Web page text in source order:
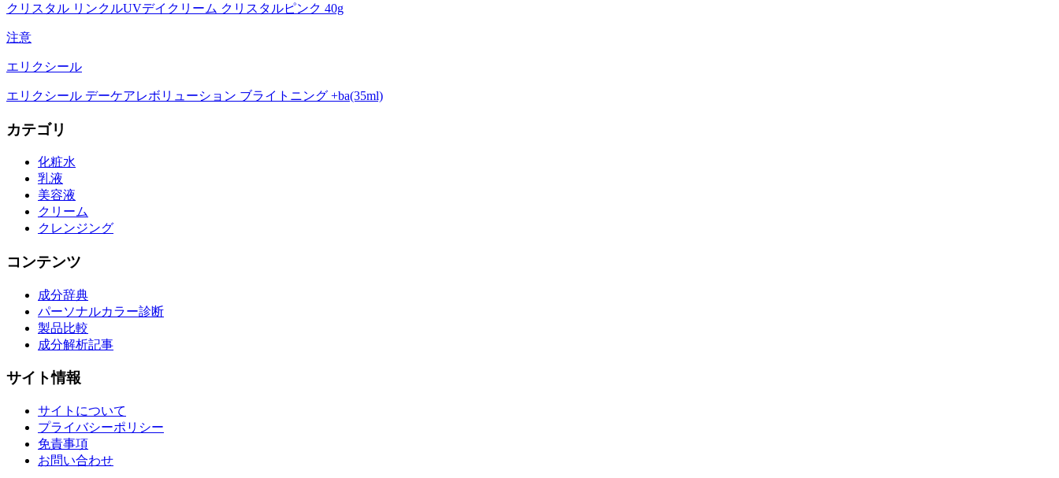
クリスタル リンクルUVデイクリーム クリスタルピンク 40g
注意
エリクシール
エリクシール デーケアレボリューション ブライトニング +ba(35ml)
カテゴリ
化粧水
乳液
美容液
クリーム
クレンジング
コンテンツ
成分辞典
パーソナルカラー診断
製品比較
成分解析記事
サイト情報
サイトについて
プライバシーポリシー
免責事項
お問い合わせ